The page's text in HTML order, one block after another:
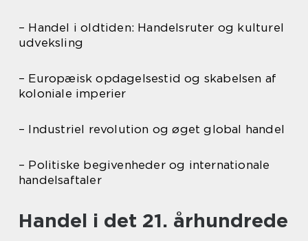
– Handel i oldtiden: Handelsruter og kulturel
udveksling
– Europæisk opdagelsestid og skabelsen af
koloniale imperier
– Industriel revolution og øget global handel
– Politiske begivenheder og internationale
handelsaftaler
Handel i det 21. århundrede